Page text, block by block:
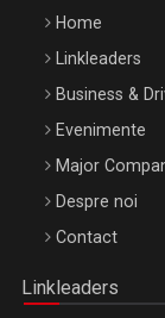
Be Inspired.
Octombrie
Home
Linkleaders
Business &
Evenimente
Major
Despre noi
Contact
Linkleaders